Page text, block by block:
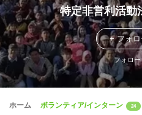
特定非営利活動
+ フォ
フォロ
ホーム ボランティア/インターン 24